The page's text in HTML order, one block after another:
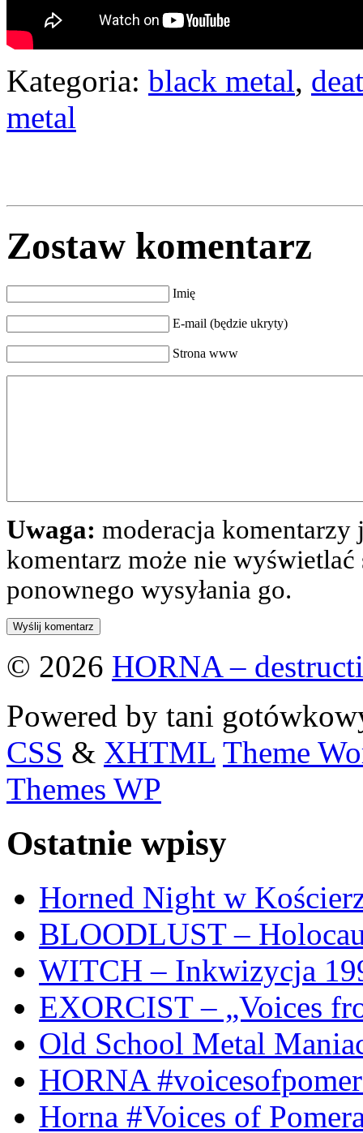
Kategoria: black metal,
metal
Zostaw komentarz
Imię
E-mail (będzie ukryty)
Strona www
Uwaga: moderacja komentarzy
komentarz może nie
ponownego wysyłania go.
© 2026 HORNA –
Powered by tani
CSS & XHTML Theme
Themes WP
Ostatnie wpisy
Horned Night w
BLOODLUST –
WITCH – Inkwizycja
EXORCIST – „Voices
Old School Metal
HORNA
Horna #Voices of